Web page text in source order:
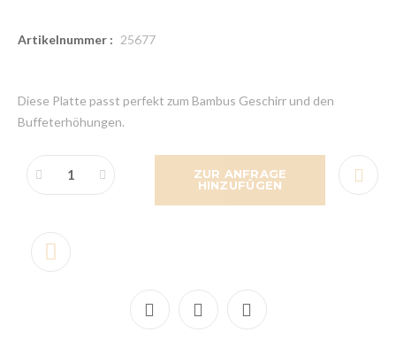
Artikelnummer : 25677
Diese Platte passt perfekt zum Bambus Geschirr und den
Buffeterhöhungen.
ZUR ANFRAGE
HINZUFÜGEN